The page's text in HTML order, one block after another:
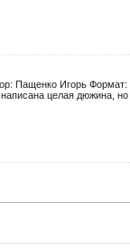
Пащенко Игорь
целая дюжина,